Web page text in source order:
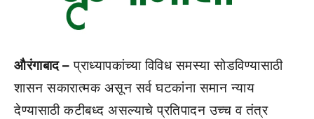
औरंगाबाद – प्राध्यापकांच्या विविध समस्या सोडविण्यासाठी
शासन सकारात्मक असून सर्व घटकांना समान न्याय
देण्यासाठी कटीबध्द असल्याचे प्रतिपादन उच्च व तंत्र